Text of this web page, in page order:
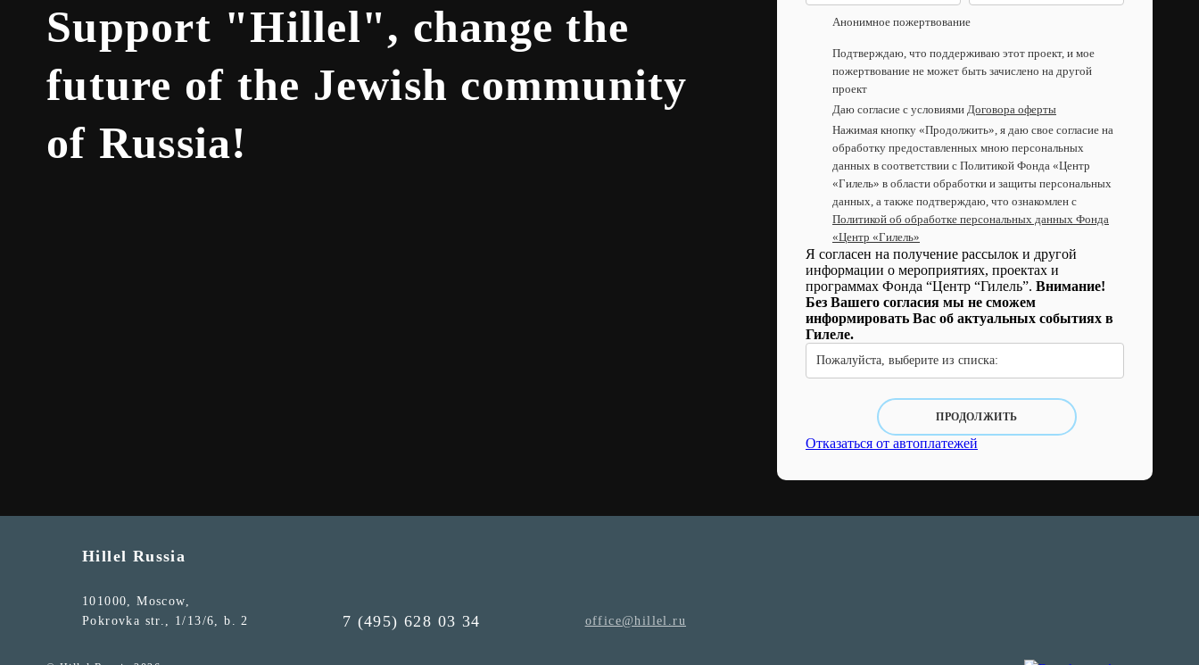
Support "Hillel", change the
future of the Jewish community
of Russia!
Анонимное пожертвование
Подтверждаю, что поддерживаю этот проект, и мое
пожертвование не может быть зачислено на другой
проект
Даю согласие с условиями Договора оферты
Нажимая кнопку «Продолжить», я даю свое согласие на
обработку предоставленных мною персональных
данных в соответствии с Политикой Фонда «Центр
«Гилель» в области обработки и защиты персональных
данных, а также подтверждаю, что ознакомлен с
Политикой об обработке персональных данных Фонда
«Центр «Гилель»
Я согласен на получение рассылок и другой
информации о мероприятиях, проектах и
программах Фонда “Центр “Гилель”. Внимание!
Без Вашего согласия мы не сможем
информировать Вас об актуальных событиях в
Гилеле.
Пожалуйста, выберите из списка:
ПРОДОЛЖИТЬ
Отказаться от автоплатежей
Hillel Russia
101000, Moscow,
Pokrovka str., 1/13/6, b. 2
7 (495) 628 03 34 office@hillel.ru